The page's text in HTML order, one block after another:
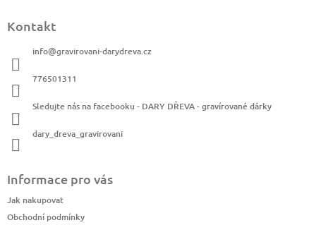
Kontakt
info@gravirovani-darydreva.cz
776501311
Sledujte nás na facebooku - DARY DŘEVA - gravírované dárky
dary_dreva_gravirovani
Informace pro vás
Jak nakupovat
Obchodní podmínky